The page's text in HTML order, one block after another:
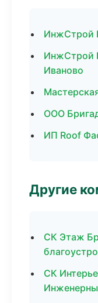
ИнжСтрой
ИнжСтрой
Иваново
ООО
ИП Roof
Другие
СК Этаж
СК